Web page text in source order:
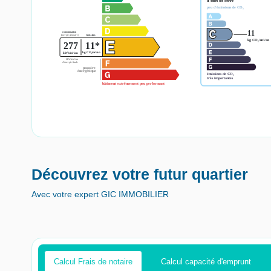
Découvrez votre futur quartier
Avec votre expert GIC IMMOBILIER
Calcul Frais de notaire Calcul capacité d'emprunt